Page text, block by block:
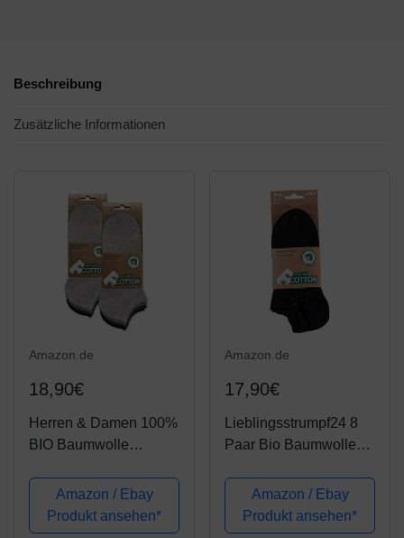
Beschreibung
Zusätzliche Informationen
Amazon.de
18,90€
Herren & Damen 100%
BIO Baumwolle
Kurzer Schaft (8er
Pack) Grau 39-42
Amazon / Ebay
Produkt ansehen*
Amazon.de
17,90€
Lieblingsstrumpf24 8
Paar Bio Baumwolle
Tex Standard 100 (43-
46, Schwarz)
Amazon / Ebay
Produkt ansehen*